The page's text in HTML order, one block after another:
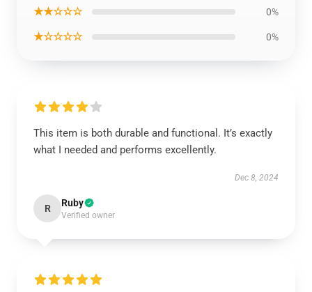
★★☆☆☆ 0%
★☆☆☆☆ 0%
This item is both durable and functional. It’s exactly
what I needed and performs excellently.
Dec 8, 2024
R Ruby
Verified owner